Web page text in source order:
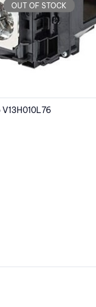
OUT OF STOCK
DGS-1008P 8-port
4 PoE Ports